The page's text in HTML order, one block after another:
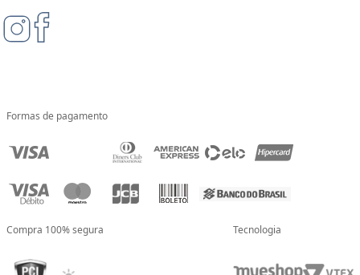
Formas de pagamento
Compra 100% segura Tecnologia